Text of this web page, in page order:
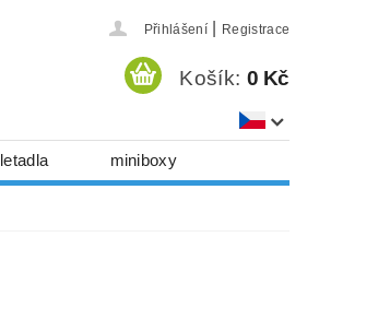
Přihlášení Registrace
Košík: 0 Kč
letadla miniboxy